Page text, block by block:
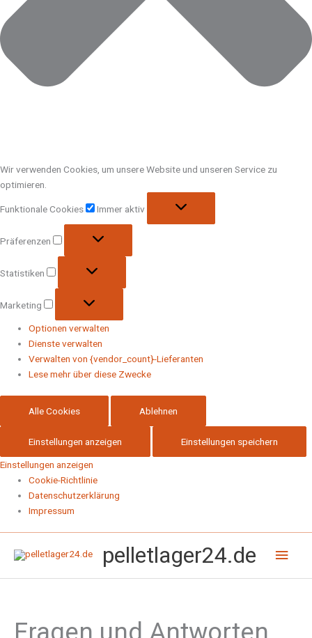
Wir verwenden Cookies, um unsere Website und unseren Service zu
optimieren.
Funktionale Cookies Immer aktiv
Präferenzen
Statistiken
Marketing
Optionen verwalten
Dienste verwalten
Verwalten von {vendor_count}-Lieferanten
Lese mehr über diese Zwecke
Alle Cookies Ablehnen
Einstellungen anzeigen Einstellungen speichern
Einstellungen anzeigen
Cookie-Richtlinie
Datenschutzerklärung
Impressum
pelletlager24.de
Fragen und Antworten